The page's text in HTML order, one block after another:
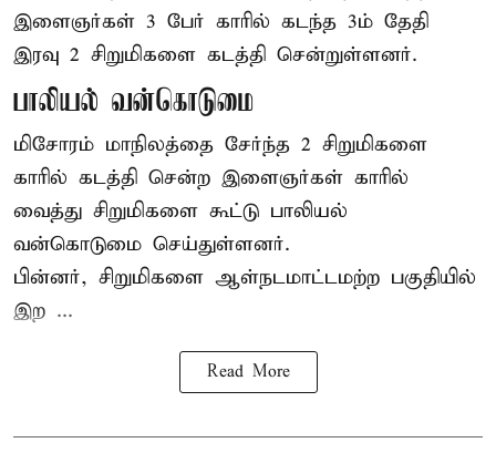
இளைஞர்கள் 3 பேர் காரில் கடந்த 3ம் தேதி
இரவு 2 சிறுமிகளை கடத்தி சென்றுள்ளனர்.
பாலியல் வன்கொடுமை
மிசோரம் மாநிலத்தை சேர்ந்த 2 சிறுமிகளை
காரில் கடத்தி சென்ற இளைஞர்கள் காரில்
வைத்து சிறுமிகளை கூட்டு பாலியல்
வன்கொடுமை செய்துள்ளனர்.
பின்னர், சிறுமிகளை ஆள்நடமாட்டமற்ற பகுதியில்
இற ...
Read More